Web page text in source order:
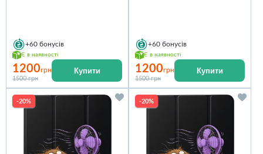
+60 бонусів
Є в наявності
1200грн
1500 грн
Купити
+60 бонусів
Є в наявності
1200грн
1500 грн
Купити
-20% -20%